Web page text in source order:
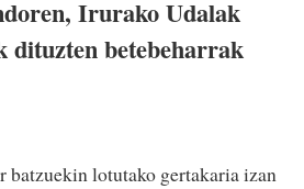
Irurako Udalak
dituzten betebeharrak
batzuekin lotutako gertakaria izan